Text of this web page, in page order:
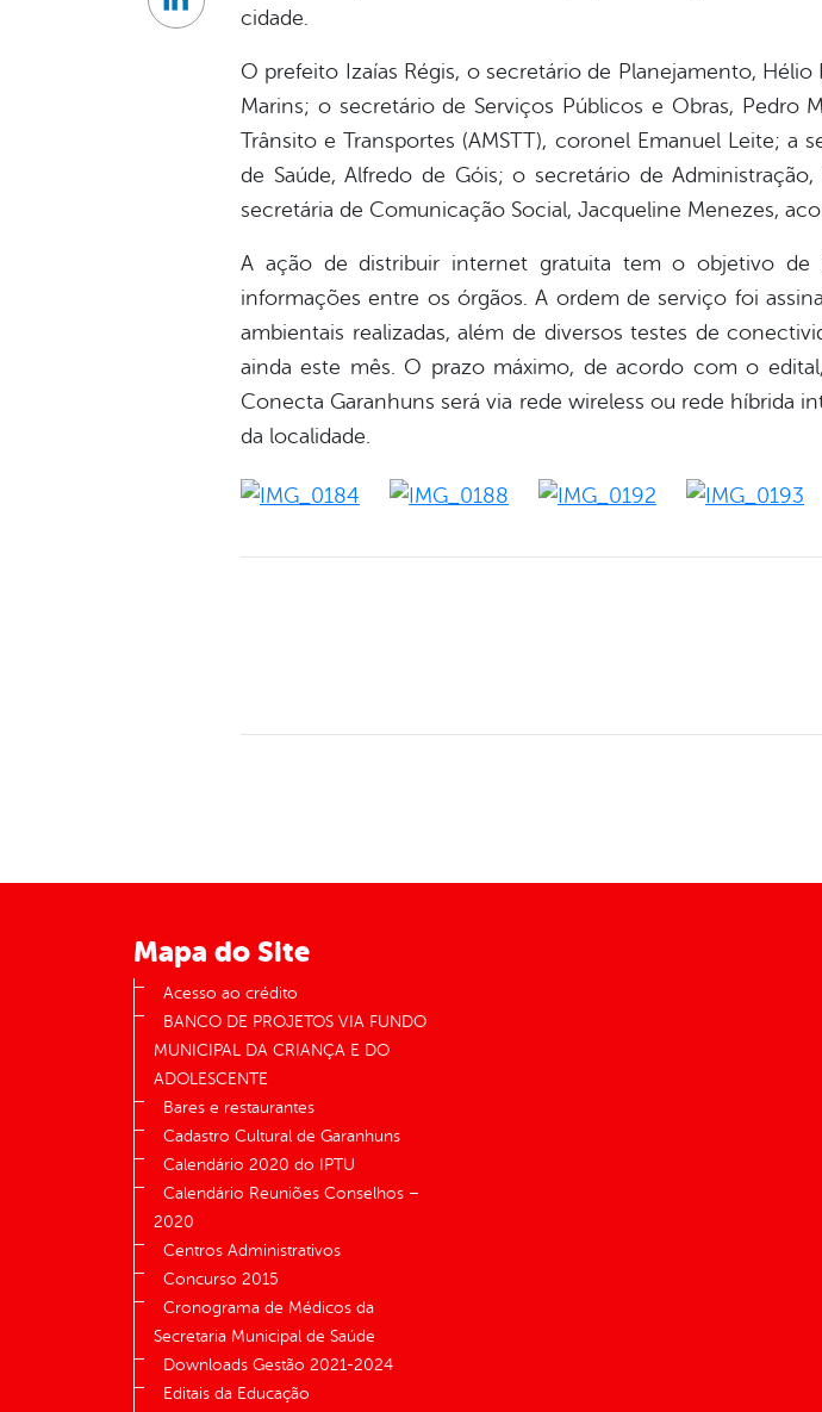
cidade.
O prefeito Izaías Régis, o secretário de Planejamento,
Marins; o secretário de Serviços Públicos e Obras, Pedro
Trânsito e Transportes (AMSTT), coronel Emanuel Leite; a
de Saúde, Alfredo de Góis; o secretário de
secretária de Comunicação Social, Jacqueline Menezes,
A ação de distribuir internet gratuita tem o objetivo de
informações entre os órgãos. A ordem de serviço foi
ambientais realizadas, além de diversos testes de
ainda este mês. O prazo máximo, de acordo com o
Conecta Garanhuns será via rede wireless ou rede híbrida
da localidade.
Linkedin
Mapa do Site
Acesso ao crédito
BANCO DE PROJETOS VIA FUNDO
MUNICIPAL DA CRIANÇA E DO
ADOLESCENTE
Bares e restaurantes
Cadastro Cultural de Garanhuns
Calendário 2020 do IPTU
Calendário Reuniões Conselhos –
2020
Centros Administrativos
Concurso 2015
Cronograma de Médicos da
Secretaria Municipal de Saúde
Downloads Gestão 2021-2024
Editais da Educação